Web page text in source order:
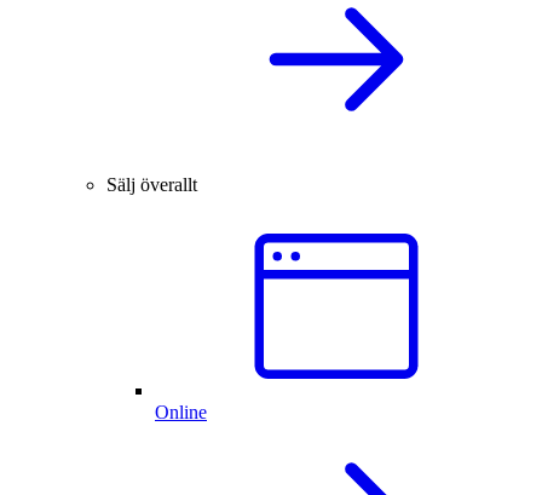
Sälj överallt
Online